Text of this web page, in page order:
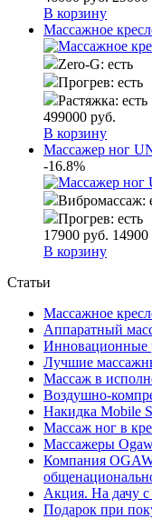
В корзину
Массажное
Zero-G: есть
Прогрев: есть
Растяжка: есть
499000 руб.
В корзину
Массажер ног
-16.8%
Вибромассаж:
Прогрев: есть
17900 руб. 14900
В корзину
Статьи
Массажное
Аппаратный
Инновационные
Лучшие
Массаж в
Воздушно-
Накидка Mobile
Массаж ног в
Массажеры
Компания
Акция. На дачу
Подарок при